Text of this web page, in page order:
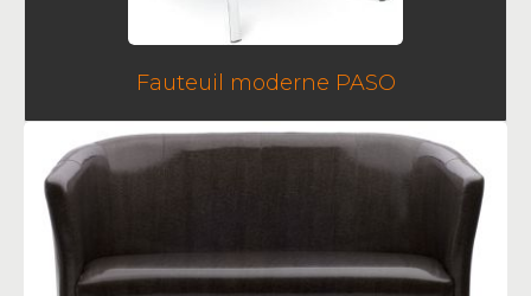
Fauteuil moderne PASO